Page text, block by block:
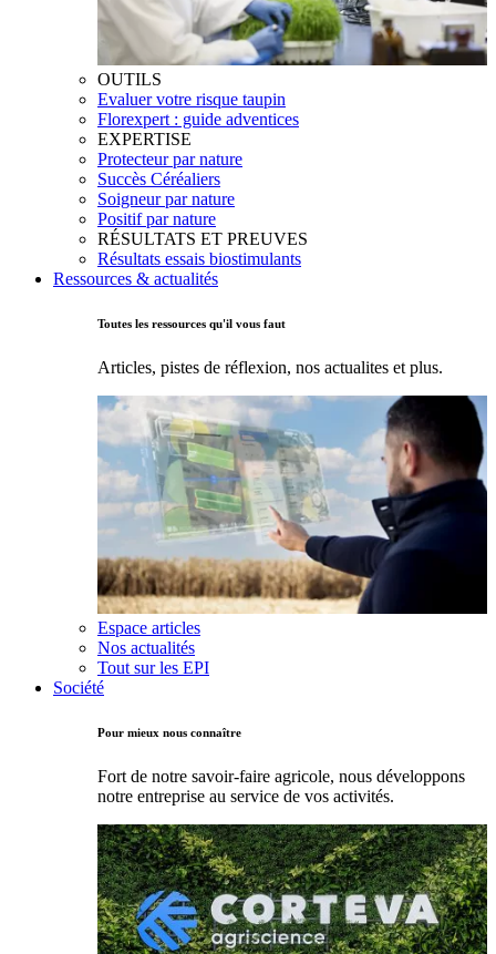
OUTILS
Evaluer votre risque taupin
Florexpert : guide adventices
EXPERTISE
Protecteur par nature
Succès Céréaliers
Soigneur par nature
Positif par nature
RÉSULTATS ET PREUVES
Résultats essais biostimulants
Ressources & actualités
Toutes les ressources qu'il vous faut
Articles, pistes de réflexion, nos actualites et plus.
Espace articles
Nos actualités
Tout sur les EPI
Société
Pour mieux nous connaître
Fort de notre savoir-faire agricole, nous développons
notre entreprise au service de vos activités.